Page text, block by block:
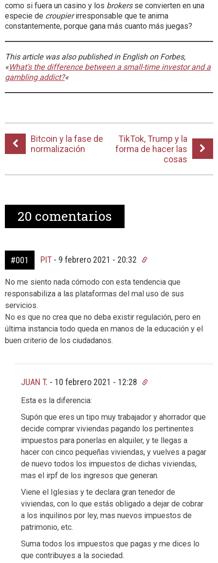
como si fuera un casino y los brokersse convierten en una
especie de croupierirresponsable que te anima
constantemente, porque gana más cuanto más juegas?
This article was also published in English on Forbes,
«What’s the difference between a small-time investor and a
gambling addict?«
Bitcoin y la fase de
normalización
TikTok, Trump y la
forma de hacer las
cosas
20 comentarios
#001 PIT - 9 febrero 2021 - 20:32
No me siento nada cómodo con esta tendencia que
responsabiliza a las plataformas del mal uso de sus
servicios.
No es que no crea que no deba existir regulación, pero en
última instancia todo queda en manos de la educación y el
buen criterio de los ciudadanos.
JUAN T. - 10 febrero 2021 - 12:28
Esta es la diferencia:
Supón que eres un tipo muy trabajador y ahorrador que
decide comprar viviendas pagando los pertinentes
impuestos para ponerlas en alquiler, y te llegas a
hacer con cinco pequeñas viviendas, y vuelves a pagar
de nuevo todos los impuestos de dichas viviendas,
mas el irpf de los ingresos que generan.
Viene el Iglesias y te declara gran tenedor de
viviendas, con lo que estás obligado a dejar de cobrar
a los inquilinos por ley, mas nuevos impuestos de
patrimonio, etc.
Suma todos los impuestos que pagas y me dices lo
que contribuyes a la sociedad.